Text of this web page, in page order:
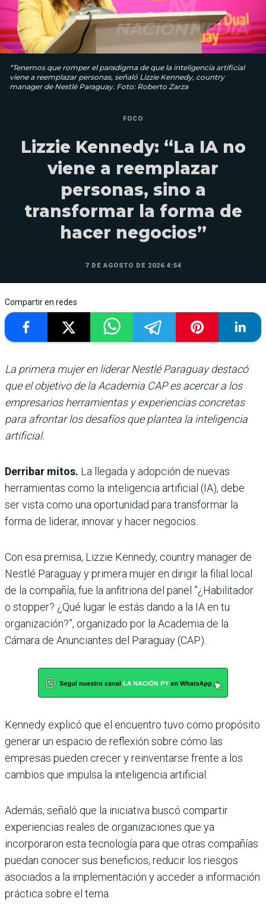
“Tenemos que romper el paradigma de que la inteligencia artificial
viene a reemplazar personas, señaló Lizzie Kennedy, country
manager de Nestlé Paraguay. Foto: Roberto Zarza
FOCO
Lizzie Kennedy: “La IA no
viene a reemplazar
personas, sino a
transformar la forma de
hacer negocios”
7 DE AGOSTO DE 2026 4:54
Compartir en redes
La primera mujer en liderar Nestlé Paraguay destacó
que el objetivo de la Academia CAP es acercar a los
empresarios herramientas y experiencias concretas
para afrontar los desafíos que plantea la inteligencia
artificial.
Derribar mitos. La llegada y adopción de nuevas
herramientas como la inteligencia artificial (IA), debe
ser vista como una oportunidad para transformar la
forma de liderar, innovar y hacer negocios.
Con esa premisa, Lizzie Kennedy, country manager de
Nestlé Paraguay y primera mujer en dirigir la filial local
de la compañía, fue la anfitriona del panel ”¿Habilitador
o stopper? ¿Qué lugar le estás dando a la IA en tu
organización?”, organizado por la Academia de la
Cámara de Anunciantes del Paraguay (CAP).
Kennedy explicó que el encuentro tuvo como propósito
generar un espacio de reflexión sobre cómo las
empresas pueden crecer y reinventarse frente a los
cambios que impulsa la inteligencia artificial.
Además, señaló que la iniciativa buscó compartir
experiencias reales de organizaciones que ya
incorporaron esta tecnología para que otras compañías
puedan conocer sus beneficios, reducir los riesgos
asociados a la implementación y acceder a información
práctica sobre el tema.